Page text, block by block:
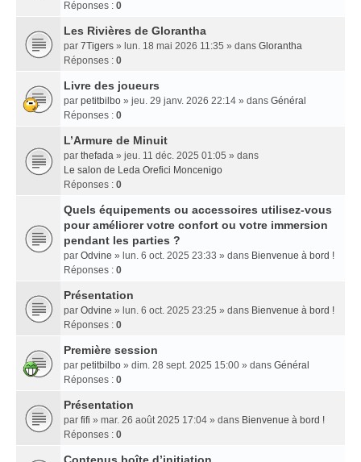
Réponses : 0
Les Rivières de Glorantha
par 7Tigers » lun. 18 mai 2026 11:35 » dans Glorantha
Réponses : 0
Livre des joueurs
par petitbilbo » jeu. 29 janv. 2026 22:14 » dans Général
Réponses : 0
L’Armure de Minuit
par thefada » jeu. 11 déc. 2025 01:05 » dans
Le salon de Leda Orefici Moncenigo
Réponses : 0
Quels équipements ou accessoires utilisez-vous
pour améliorer votre confort ou votre immersion
pendant les parties ?
par Odvine » lun. 6 oct. 2025 23:33 » dans Bienvenue à bord !
Réponses : 0
Présentation
par Odvine » lun. 6 oct. 2025 23:25 » dans Bienvenue à bord !
Réponses : 0
Première session
par petitbilbo » dim. 28 sept. 2025 15:00 » dans Général
Réponses : 0
Présentation
par fifi » mar. 26 août 2025 17:04 » dans Bienvenue à bord !
Réponses : 0